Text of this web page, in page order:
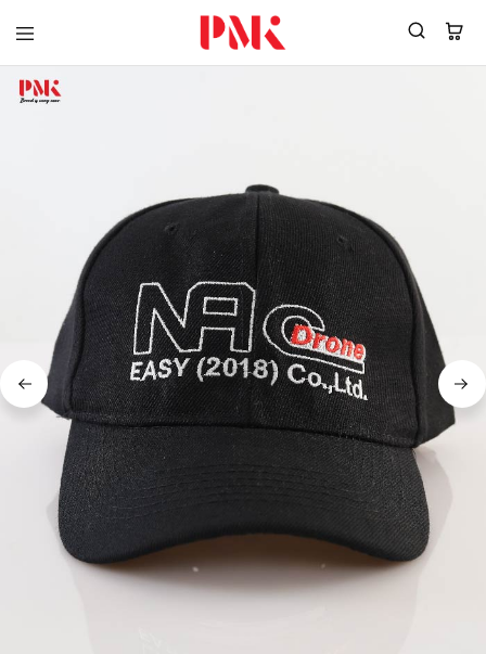
PMK
เสื้อ
โปโล
ยูนิฟอร์ม
พร้อม
โลโก้
ผู้
ISO9001
และ
อุตสาหกรรม
สี
เขียว
ระดับ
ที่2